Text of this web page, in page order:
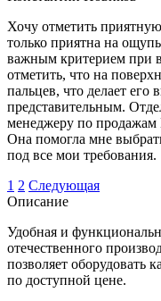
Хочу отметить
только приятна на
важным критерием при
отметить, что на
пальцев, что делает
представительным.
менеджеру по продажам
Она помогла мне
под все мои требования.
1 2 Следующая
Описание
Удобная и
отечественного
позволяет оборудовать
по доступной цене.